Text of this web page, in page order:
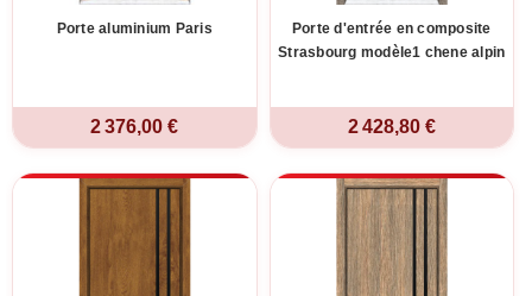
Porte aluminium Paris
2 376,00 €
Porte d'entrée en composite
Strasbourg modèle1 chene alpin
2 428,80 €